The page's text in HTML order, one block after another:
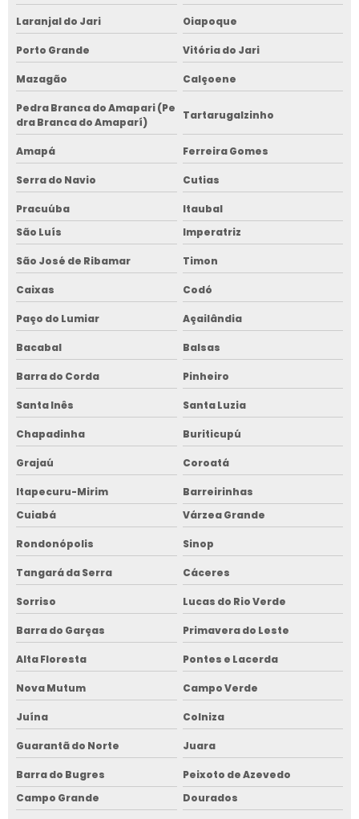
Laranjal do Jari Oiapoque
Porto Grande Vitória do Jari
Mazagão Calçoene
Pedra Branca do Amapari (Pe
dra Branca do Amaparí)
Tartarugalzinho
Amapá Ferreira Gomes
Serra do Navio Cutias
Pracuúba
Itaubal
São Luís
Imperatriz
São José de Ribamar Timon
Caixas Codó
Paço do Lumiar Açailândia
Bacabal Balsas
Barra do Corda Pinheiro
Santa Inês Santa Luzia
Chapadinha Buriticupú
Grajaú Coroatá
Itapecuru-Mirim
Barreirinhas
Cuiabá
Várzea Grande
Rondonópolis Sinop
Tangará da Serra Cáceres
Sorriso Lucas do Rio Verde
Barra do Garças Primavera do Leste
Alta Floresta Pontes e Lacerda
Nova Mutum Campo Verde
Juína Colniza
Guarantã do Norte Juara
Barra do Bugres
Peixoto de Azevedo
Campo Grande
Dourados